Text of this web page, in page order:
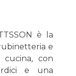
è la
e
con
e una